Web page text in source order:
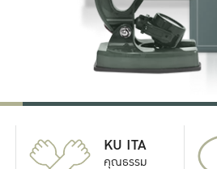
KU ITA
คุณธรรม